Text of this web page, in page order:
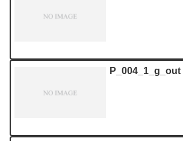
P_004_1_g_out